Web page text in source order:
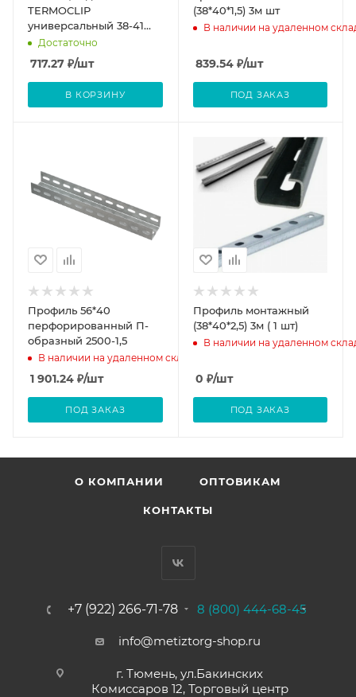
TERMOCLIP
универсальный 38-41
6F6, оцинкованная
сталь (уп, 10 шт)
Достаточно
717.27 ₽/шт
В КОРЗИНУ
(38*40*1,5) 3м шт
В наличии на удаленном
839.54₽/шт
ПОД ЗАКАЗ
Профиль 56*40
перфорированный П-
образный 2500-1,5
В наличии на удаленном складе
1 901.24 ₽/шт
ПОД ЗАКАЗ
Профиль монтажный
(38*40*2,5) 3м ( 1 шт)
В наличии на удаленном
0 ₽/шт
ПОД ЗАКАЗ
О КОМПАНИИ ОПТОВИКАМ
КОНТАКТЫ
+7 (922) 266-71-78 8 (800) 444-68-45
info@metiztorg-shop.ru
г. Тюмень, ул.Бакинских
Комиссаров 12, Торговый центр